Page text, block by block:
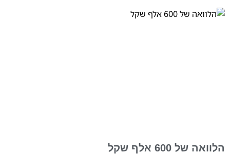
הלוואה של 600 אלף שקל